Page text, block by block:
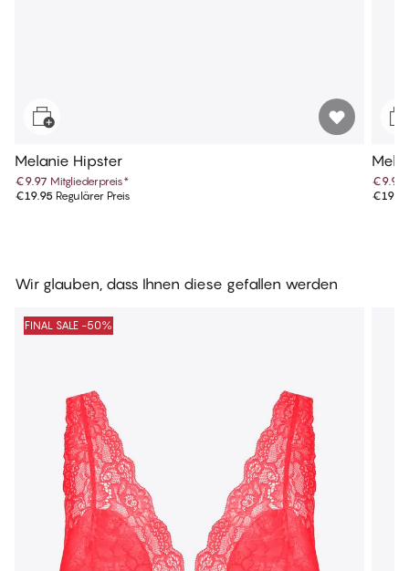
Melanie Hipster
€9.97 Mitgliederpreis*
€19.95 Regulärer Preis
€9.97
€19.95
Wir glauben, dass Ihnen diese gefallen werden
FINAL SALE -50%